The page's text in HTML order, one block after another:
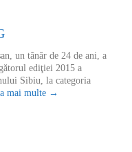
un tânăr de 24 de ani, a
ediţiei 2015 a
Sibiu, la categoria
mai multe →